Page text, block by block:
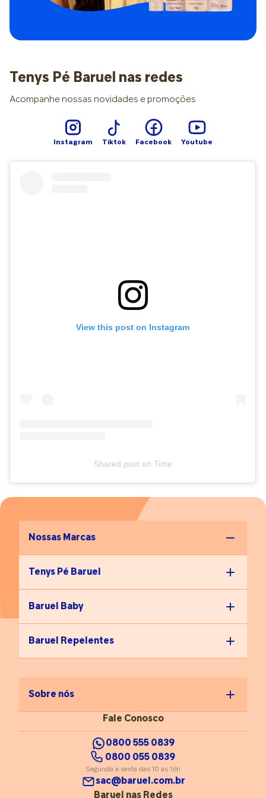
possibilidades: Reflexo no espelho: fique descalço em frente
pode indicar rigidez e necessidade de avaliação; “Teste da
pisada” ou “teste do pé molhado”: molhe a sola do pé, pise
em uma superfície seca e observe o formato da pegada.
Uma curva bem definida aponta para um arco normal,
enquanto pisadas completas são sinal de pé chato. Quando
buscar um médico Vale lembrar que esses resultados da
autoavaliação não são diagnósticos médicos e não
Tenys Pé Baruel nas redes
Acompanhe nossas novidades e promoções
Instagram Tiktok Facebook Youtube
View this post on Instagram
Shared poston Time
Nossas Marcas
Tenys Pé Baruel
Baruel Baby
Baruel Repelentes
Sobre nós
Fale Conosco
0800 555 0839
0800 055 0839
Segunda a sexta das 10 às 16h
sac@baruel.com.br
Baruel nas Redes